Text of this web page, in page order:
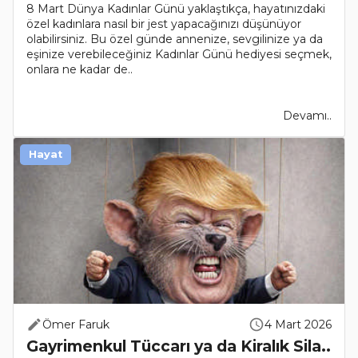
8 Mart Dünya Kadınlar Günü yaklaştıkça, hayatınızdaki
özel kadınlara nasıl bir jest yapacağınızı düşünüyor
olabilirsiniz. Bu özel günde annenize, sevgilinize ya da
eşinize verebileceğiniz Kadınlar Günü hediyesi seçmek,
onlara ne kadar de..
Devamı..
Ömer Faruk 4 Mart 2026
Gayrimenkul Tüccarı ya da Kiralık Sila..
Hayat